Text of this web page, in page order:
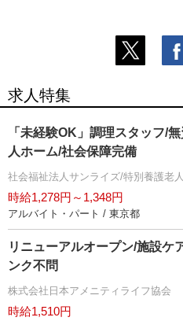
求人特集
「未経験OK」調理スタッフ/
人ホーム/社会保障完備
社会福祉法人サンライズ/特別養護老
時給1,278円～1,348円
アルバイト・パート / 東京都
リニューアルオープン/施設ケ
ンク不問
株式会社日本アメニティライフ協会
時給1,510円